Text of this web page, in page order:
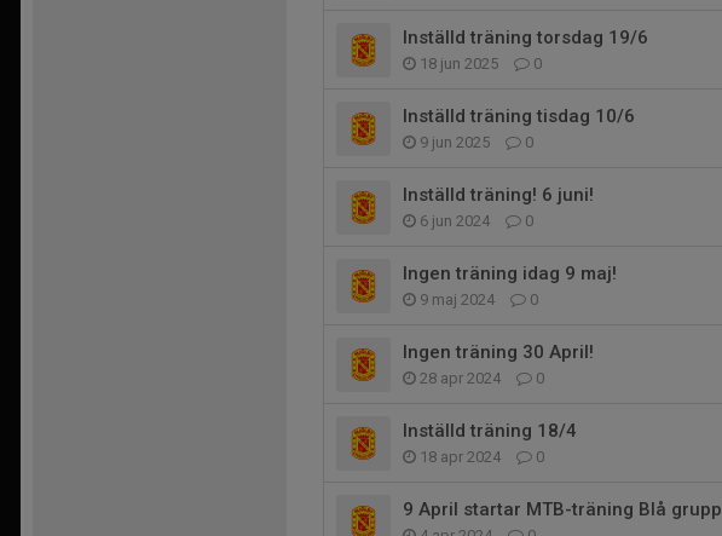
Inställd träning torsdag 19/6
18 jun 2025 0
Inställd träning tisdag 10/6
9 jun 2025 0
Inställd träning! 6 juni!
6 jun 2024 0
Ingen träning idag 9 maj!
9 maj 2024 0
Ingen träning 30 April!
28 apr 2024 0
Inställd träning 18/4
18 apr 2024 0
9 April startar MTB-träning Blå grupp